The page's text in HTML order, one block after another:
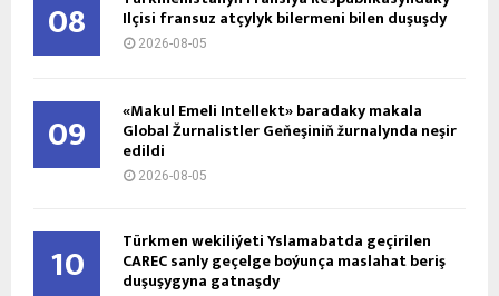
08 Ilçisi fransuz atçylyk bilermeni bilen duşuşdy
2026-08-05
09 «Makul Emeli Intellekt» baradaky makala
Global Žurnalistler Geňeşiniň žurnalynda neşir
edildi
2026-08-05
10 Türkmen wekiliýeti Yslamabatda geçirilen
CAREC sanly geçelge boýunça maslahat beriş
duşuşygyna gatnaşdy